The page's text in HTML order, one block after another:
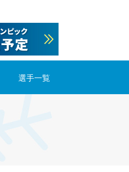
選手一覧